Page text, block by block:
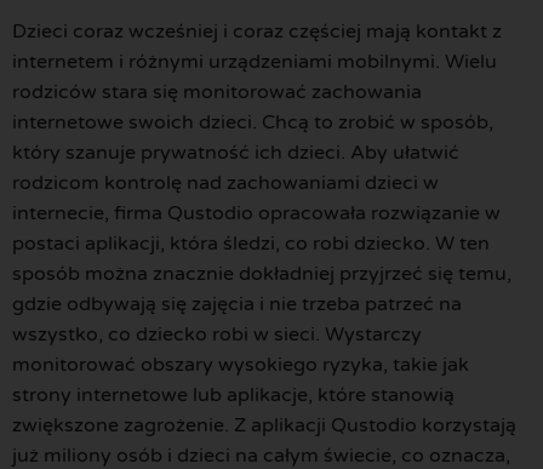
Dzieci coraz wcześniej i coraz częściej mają kontakt z
internetem i różnymi urządzeniami mobilnymi. Wielu
rodziców stara się monitorować zachowania
internetowe swoich dzieci. Chcą to zrobić w sposób,
który szanuje prywatność ich dzieci. Aby ułatwić
rodzicom kontrolę nad zachowaniami dzieci w
internecie, firma Qustodio opracowała rozwiązanie w
postaci aplikacji, która śledzi, co robi dziecko. W ten
sposób można znacznie dokładniej przyjrzeć się temu,
gdzie odbywają się zajęcia i nie trzeba patrzeć na
wszystko, co dziecko robi w sieci. Wystarczy
monitorować obszary wysokiego ryzyka, takie jak
strony internetowe lub aplikacje, które stanowią
zwiększone zagrożenie. Z aplikacji Qustodio korzystają
już miliony osób i dzieci na całym świecie, co oznacza,